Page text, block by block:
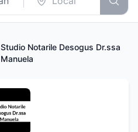
Studio Notarile Desogus Dr.ssa
Manuela